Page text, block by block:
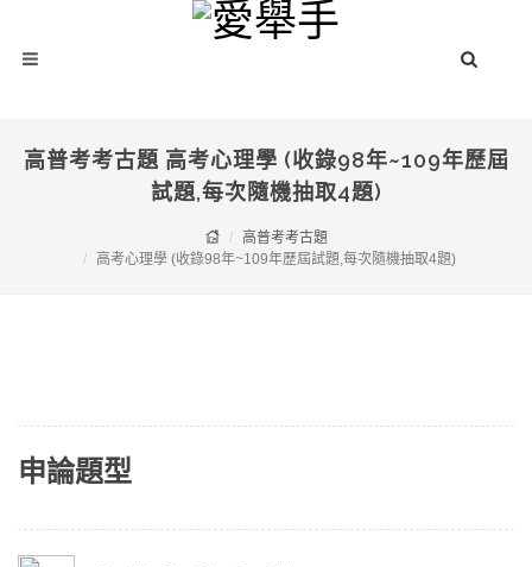
高普考考古題 高考心理學 (收錄98年~109年歷屆
試題,每次隨機抽取4題)
高普考考古題
高考心理學 (收錄98年~109年歷屆試題,每次隨機抽取4題)
申論題型